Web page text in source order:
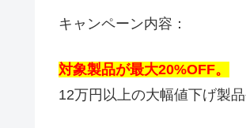
キャンペーン内容：
対象製品が最大20%OFF。
12万円以上の大幅値下げ製